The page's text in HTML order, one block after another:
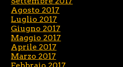
Agosto 2017
Luglio 2017
Giugno 2017
Maggio 2017
Aprile 2017
Marzo 2017